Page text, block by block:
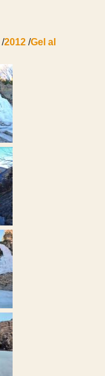
/2012 /Gel al